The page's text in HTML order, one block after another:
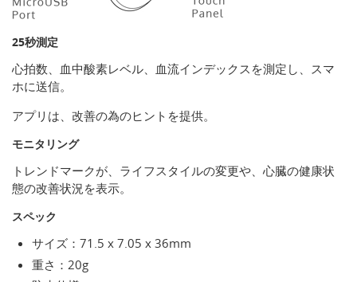
25秒測定
心拍数、血中酸素レベル、血流インデックスを測定し、スマ
ホに送信。
アプリは、改善の為のヒントを提供。
モニタリング
トレンドマークが、ライフスタイルの変更や、心臓の健康状
態の改善状況を表示。
スペック
サイズ：71.5 x 7.05 x 36mm
重さ：20g